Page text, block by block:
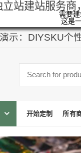
立站建站服务
需要
这是
示：DIYSKU个
开始定制 所有